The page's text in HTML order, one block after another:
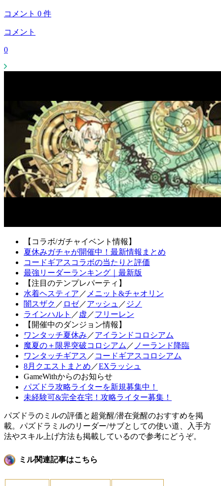
コメント 0 件
コメント
0
【コラボ/ガチャイベント情報】
夏休みガチャが開催中！最新情報まとめ
コードギアスコラボの当たりと評価
最強リーダーランキング｜最新版
【注目のテンプレパーティ】
水着ヘスティア ／ メニット&チャオリン
闇スザク ／ ロゼ／アッシュ ／ ジノ
ラインハルト ／ 虚 ／フリーレン
【開催中のダンジョン情報】
ワンタッチ夏休み ／アイランドコロシアム
魔夏の＋限界突破コロシアム ／ ノーランド降臨
ワンタッチギアス ／ コードギアスコロシアム
8月クエストまとめ ／EXラッシュ
GameWithからのお知らせ
パズドラ攻略ライターを新規募集中！
未経験可&完全在宅！攻略ライター募集！
パズドラのミルの評価と超覚醒/潜在覚醒のおすすめを掲
載。パズドラミルのリーダー/サブとしての使い道、入手方
法やスキル上げ方法も掲載しているので参考にどうぞ。
ミル関連記事はこちら